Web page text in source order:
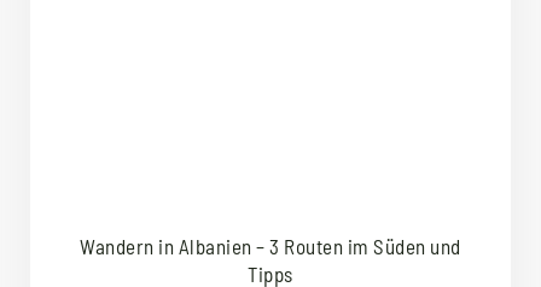
Wandern in Albanien – 3 Routen im Süden und
Tipps